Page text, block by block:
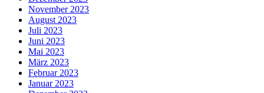
November 2023
August 2023
Juli 2023
Juni 2023
Mai 2023
März 2023
Februar 2023
Januar 2023